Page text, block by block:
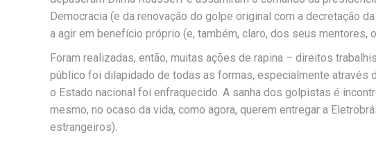
Democracia (e da renovação do golpe original com a decretação
a agir em benefício próprio (e, também, claro, dos seus mentores,
Foram realizadas, então, muitas ações de rapina – direitos
público foi dilapidado de todas as formas, especialmente através
o Estado nacional foi enfraquecido. A sanha dos golpistas é
mesmo, no ocaso da vida, como agora, querem entregar a
estrangeiros).